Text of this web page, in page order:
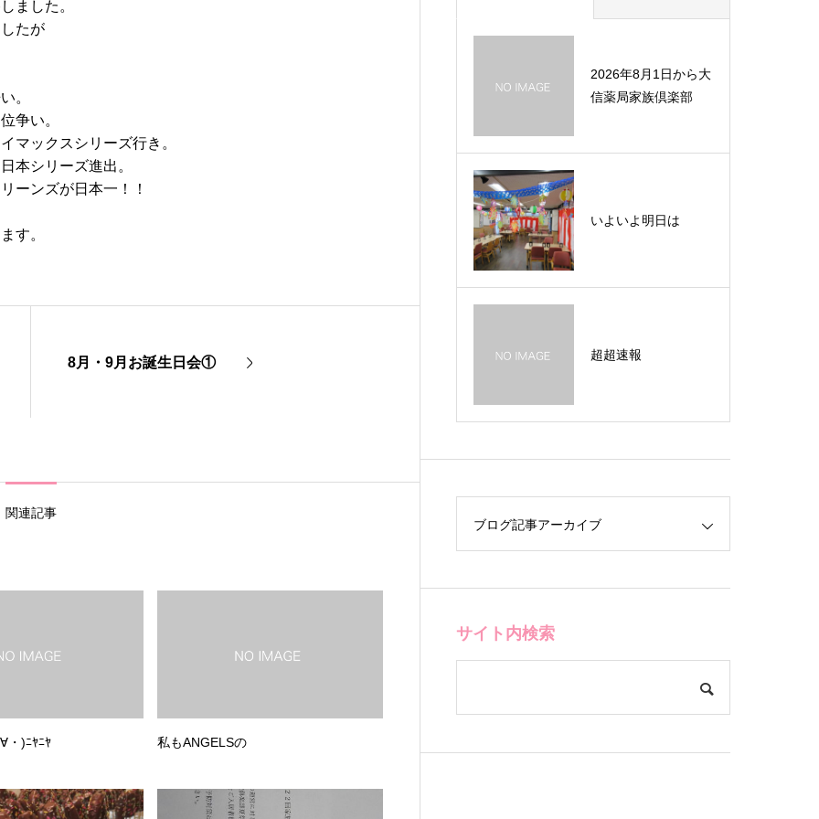
ました。
たが
。
争い。
マックスシリーズ行き。
本シリーズ進出。
ーンズが日本一！！
す。
8月・9月お誕生日会①
関連記事
)ﾆﾔﾆﾔ 私もANGELSの
2026年8月1日から大
信薬局家族倶楽部
いよいよ明日は
超超速報
ブログ記事アーカイブ
サイト内検索